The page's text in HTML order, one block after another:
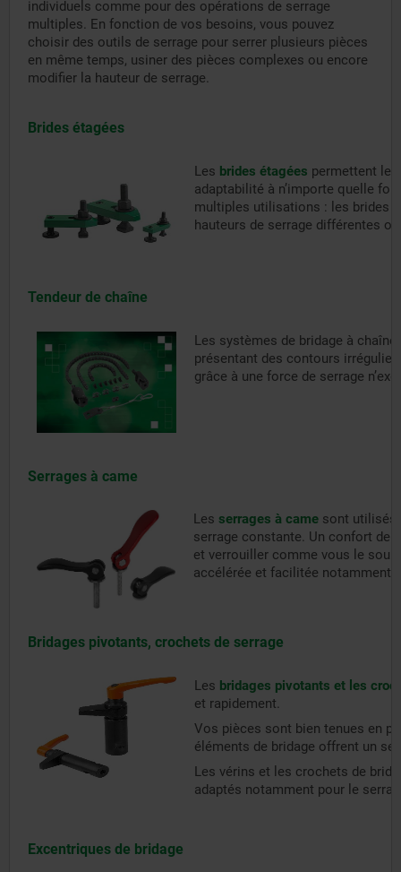
individuels comme pour des opérations de serrage
multiples. En fonction de vos besoins, vous pouvez
choisir des outils de serrage pour serrer plusieurs pièces
en même temps, usiner des pièces complexes ou encore
modifier la hauteur de serrage.
Brides étagées
Les brides étagées permettent le
adaptabilité à n’importe quelle
multiples utilisations : les brides
hauteurs de serrage différentes
Tendeur de chaîne
Les systèmes de bridage à
présentant des contours
grâce à une force de serrage
Serrages à came
Les serrages à came sont utilisés
serrage constante. Un confort de
et verrouiller comme vous le
accélérée et facilitée notamment
Bridages pivotants, crochets de serrage
Les bridages pivotants et les
et rapidement.
Vos pièces sont bien tenues en
éléments de bridage offrent un
Les vérins et les crochets de
adaptés notamment pour le
Excentriques de bridage